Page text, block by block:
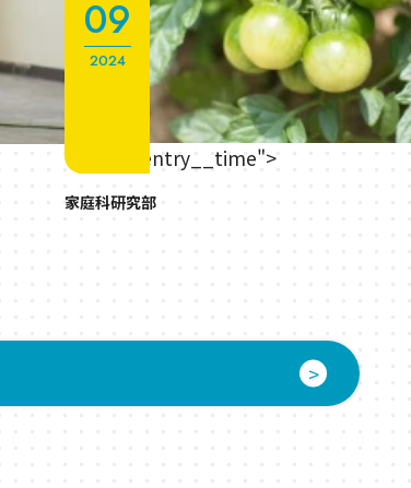
2024
09
" class="entry__time">
家庭科研究部
>